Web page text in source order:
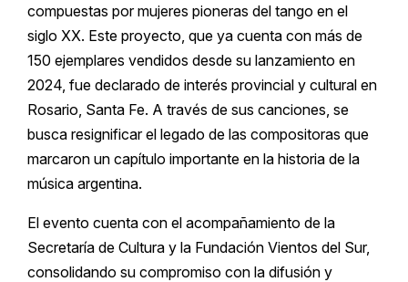
compuestas por mujeres pioneras del tango en el
siglo XX. Este proyecto, que ya cuenta con más de
150 ejemplares vendidos desde su lanzamiento en
2024, fue declarado de interés provincial y cultural en
Rosario, Santa Fe. A través de sus canciones, se
busca resignificar el legado de las compositoras que
marcaron un capítulo importante en la historia de la
música argentina.
El evento cuenta con el acompañamiento de la
Secretaría de Cultura y la Fundación Vientos del Sur,
consolidando su compromiso con la difusión y